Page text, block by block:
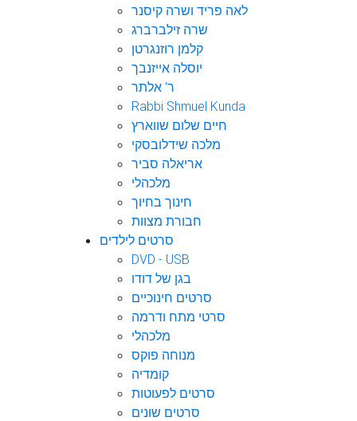
לאה פריד ושרה קיסנר
שרה זילברברג
קלמן רוזנגרטן
יוסלה אייזנבך
ר' אלתר
Rabbi Shmuel Kunda
חיים שלום שווארץ
מלכה שידלובסקי
אריאלה סביר
מלכהלי
חינוך בחיוך
חבורת מצוות
סרטים לילדים
DVD - USB
בגן של דודו
סרטים חינוכיים
סרטי מתח ודרמה
מלכהלי
מנוחה פוקס
קומדיה
סרטים לפעוטות
סרטים שונים